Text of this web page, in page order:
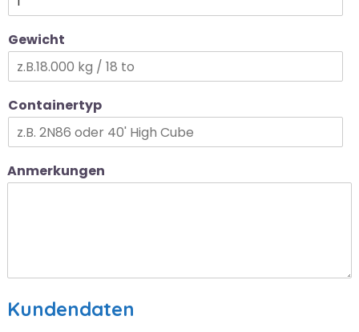
Gewicht
Containertyp
Anmerkungen
Kundendaten